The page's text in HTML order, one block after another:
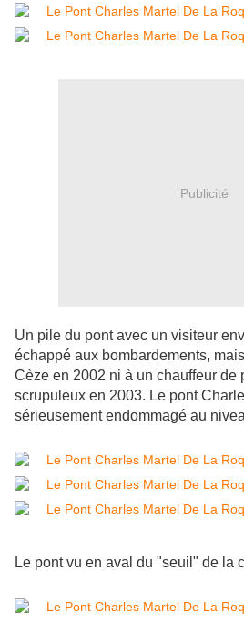
Publicité
Un pile du pont avec un visiteur
échappé aux bombardements,
Cèze en 2002 ni à un chauffeur de
scrupuleux en 2003. Le pont
sérieusement endommagé au
Le pont vu en aval du "seuil" de la